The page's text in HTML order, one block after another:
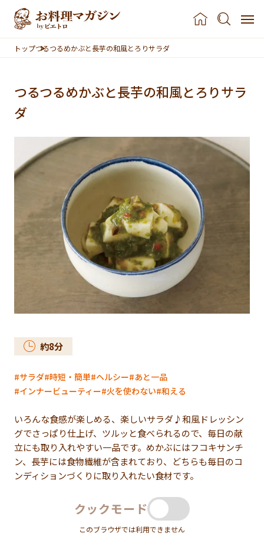
本文へスキップ
トップつるつるめかぶと長芋の和風とろりサラダ
つるつるめかぶと長芋の和風とろりサラ
ダ
約8分
サラダ 時短・簡単 ヘルシー あと一品
インナービューティー 火を使わない 和える
いろんな食感が楽しめる、楽しいサラダ♪和風ドレッシン
グでさっぱり仕上げ、ツルッと食べられるので、毎日の献
立にも取り入れやすい一品です。めかぶにはフコキサンチ
ン、長芋には食物繊維が含まれており、どちらも毎日のコ
ンディションづくりに取り入れたい食材です。
クックモード
このブラウザでは利用できません